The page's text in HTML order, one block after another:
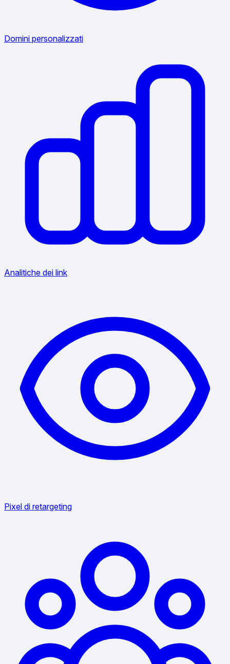
Domini personalizzati
Analitiche dei link
Pixel di retargeting